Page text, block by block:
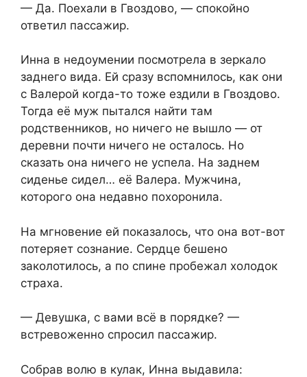
— Да. Поехали в Гвоздово, — спокойно
ответил пассажир.
Инна в недоумении посмотрела в зеркало
заднего вида. Ей сразу вспомнилось, как они
с Валерой когда-то тоже ездили в Гвоздово.
Тогда её муж пытался найти там
родственников, но ничего не вышло — от
деревни почти ничего не осталось. Но
сказать она ничего не успела. На заднем
сиденье сидел… её Валера. Мужчина,
которого она недавно похоронила.
На мгновение ей показалось, что она вот-вот
потеряет сознание. Сердце бешено
заколотилось, а по спине пробежал холодок
страха.
— Девушка, с вами всё в порядке? —
встревоженно спросил пассажир.
Собрав волю в кулак, Инна выдавила: